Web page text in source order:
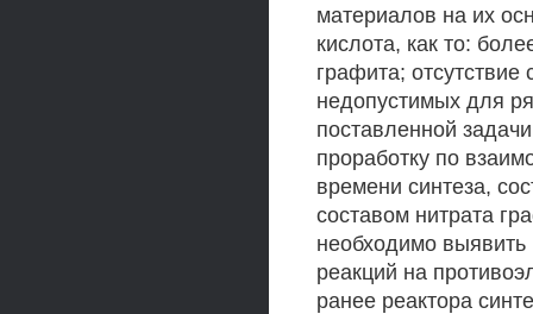
материалов на их
кислота, как то:
графита;
недопустимых для
поставленной
проработку по
времени синтеза,
составом нитрата
необходимо
реакций на
ранее реактора